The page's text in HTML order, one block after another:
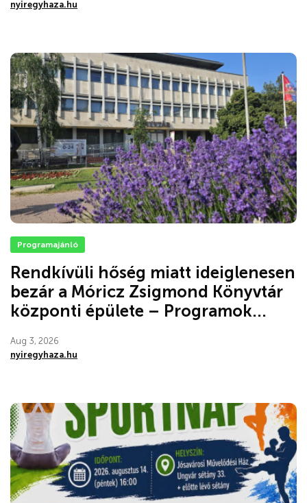
nyiregyhaza.hu
Programajánló
Rendkívüli hőség miatt ideiglenesen
bezár a Móricz Zsigmond Könyvtár
központi épülete – Programok...
Aug 3, 2026
nyiregyhaza.hu